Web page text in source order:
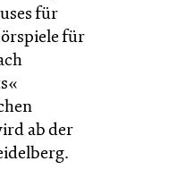
für
für
ab der